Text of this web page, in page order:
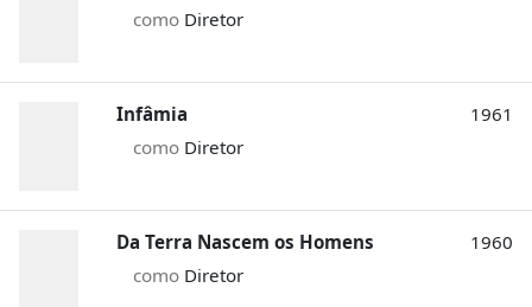
como Diretor
Infâmia
como Diretor
1961
Da Terra Nascem os Homens
como Diretor
1960